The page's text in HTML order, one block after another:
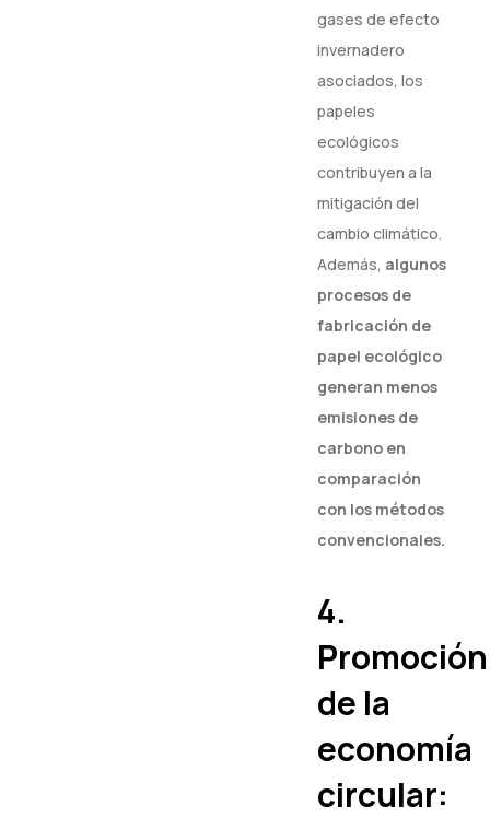
gases de efecto
invernadero
asociados, los
papeles
ecológicos
contribuyen a la
mitigación del
cambio climático.
Además, algunos
procesos de
fabricación de
papel ecológico
generan menos
emisiones de
carbono en
comparación
con los métodos
convencionales.
4.
Promoción
de la
economía
circular: